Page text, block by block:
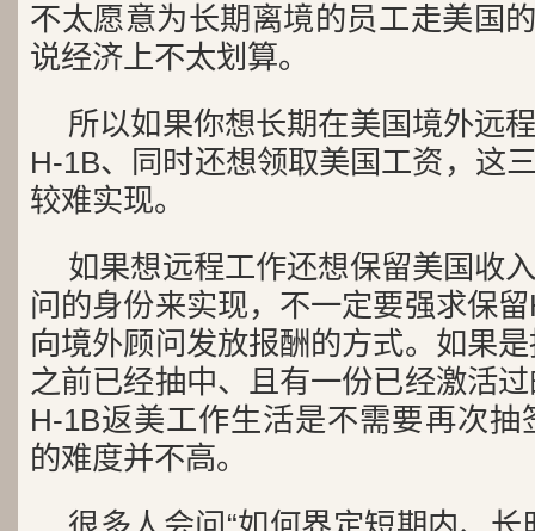
不太愿意为长期离境的员工走美国
说经济上不太划算。
所以如果你想长期在美国境外远
H-1B、同时还想领取美国工资，这
较难实现。
如果想远程工作还想保留美国收
问的身份来实现，不一定要强求保
向境外顾问发放报酬的方式。如果
之前已经抽中、且有一份已经激活
H-1B返美工作生活是不需要再次抽
的难度并不高。